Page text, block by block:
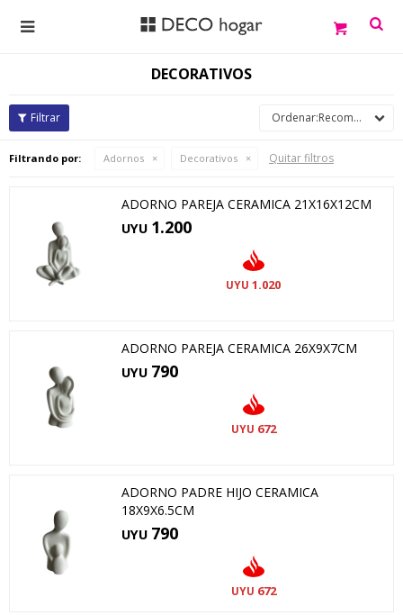

DECORATIVOS
Recomendados
Filtrando por: Adornos Decorativos Quitar filtros
ADORNO PAREJA CERAMICA 21X16X12CM
UYU 1.200
UYU 1.020
ADORNO PAREJA CERAMICA 26X9X7CM
UYU 790
UYU 672
ADORNO PADRE HIJO CERAMICA
18X9X6.5CM
UYU 790
UYU 672